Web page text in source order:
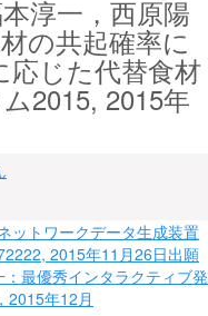
淳一，西原陽
の共起確率に
じた代替食材
2015, 2015年
ットワークデータ生成装置
2015年11月26日出願
最優秀インタラクティブ発
2015年12月